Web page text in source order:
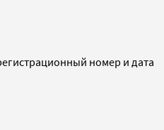
номер и дата